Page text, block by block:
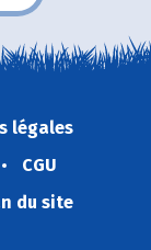
légales
CGU
du site